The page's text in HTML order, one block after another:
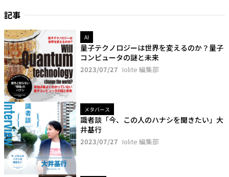
記事
AI
量子テクノロジーは世界を変えるのか？量子
コンピュータの謎と未来
2023/07/27 Iolite 編集部
メタバース
識者談「今、この人のハナシを聞きたい」大
井基行
2023/07/27 Iolite 編集部